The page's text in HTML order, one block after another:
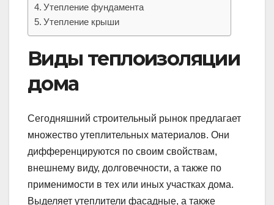
Утепление фундамента
Утепление крыши
Виды теплоизоляции
дома
Сегодняшний строительный рынок предлагает
множество утеплительных материалов. Они
дифференцируются по своим свойствам,
внешнему виду, долговечности, а также по
применимости в тех или иных участках дома.
Выделяет утеплители фасадные, а также